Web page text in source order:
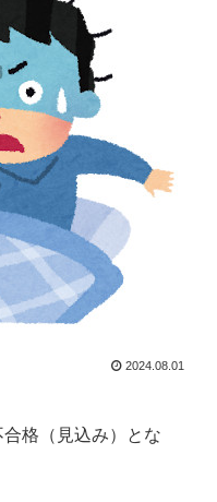
2024.08.01
格（見込み）とな